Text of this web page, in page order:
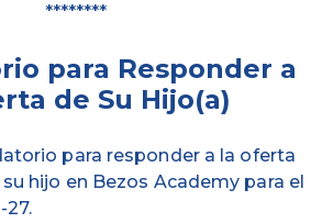
********
para Responder a
de Su Hijo(a)
para responder a la oferta
hijo en Bezos Academy para el
27.